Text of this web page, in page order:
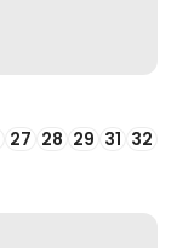
27 28 29 31 32